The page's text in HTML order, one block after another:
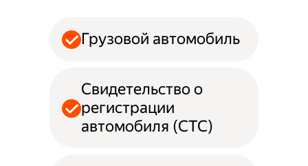
Грузовой автомобиль
Свидетельство о
регистрации
автомобиля (СТС)